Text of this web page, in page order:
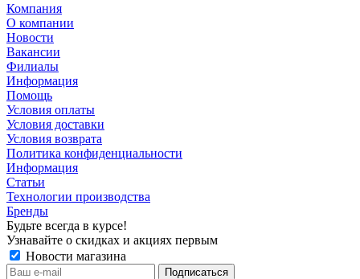
Компания
О компании
Новости
Вакансии
Филиалы
Информация
Помощь
Условия оплаты
Условия доставки
Условия возврата
Политика конфиденциальности
Информация
Статьи
Технологии производства
Бренды
Будьте всегда в курсе!
Узнавайте о скидках и акциях первым
Новости магазина